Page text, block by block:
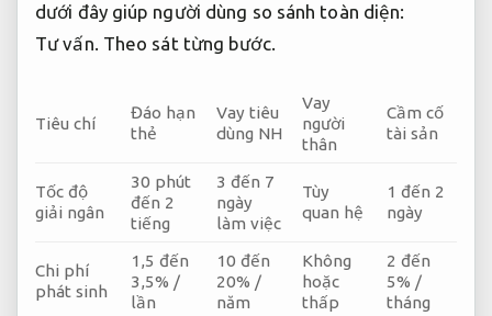
dưới đây giúp người dùng so sánh toàn diện:
Tư vấn. Theo sát từng bước.
Tiêu chí
Đáo hạn
thẻ
Vay tiêu
dùng NH
Vay
người
thân
Cầm cố
tài sản
Tốc độ
giải ngân
30 phút
đến 2
tiếng
3 đến 7
ngày
làm việc
Tùy
quan hệ
1 đến 2
ngày
Chi phí
phát sinh
1,5 đến
3,5% /
lần
10 đến
20% /
năm
Không
hoặc
thấp
2 đến
5% /
tháng